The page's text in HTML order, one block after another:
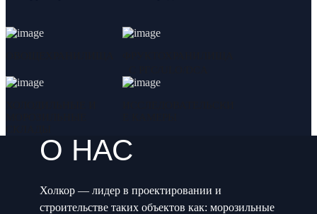
О НАС
Холкор — лидер в проектировании и
строительстве таких объектов как: морозильные